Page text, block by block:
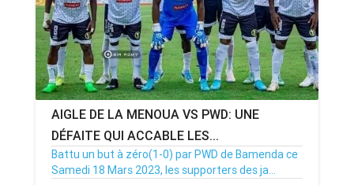
AIGLE DE LA MENOUA VS PWD: UNE
DÉFAITE QUI ACCABLE LES...
Battu un but à zéro(1-0) par PWD de Bamenda ce
Samedi 18 Mars 2023, les supporters des ja...